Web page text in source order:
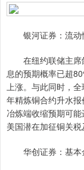
银河证券：流动
在纽约联储主席
息的预期概率已超
上涨。与此同时，
年精炼铜合约升水
冶炼端收缩预期可
美国潜在加征铜关税
华创证券：基本